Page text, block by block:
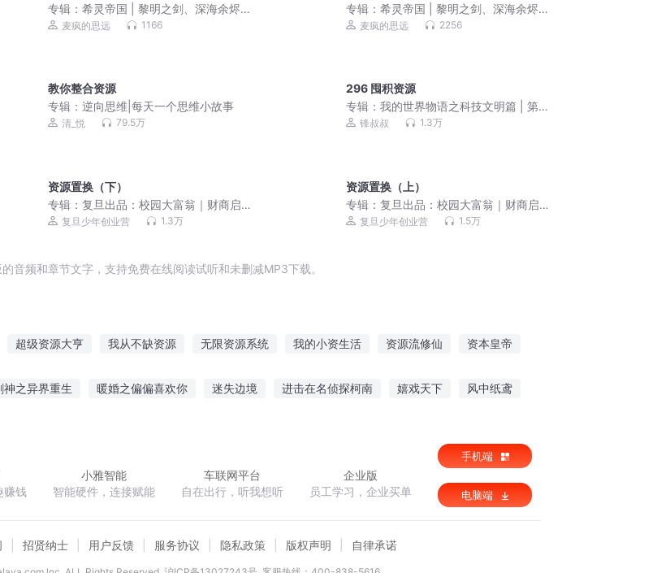
专辑：希灵帝国 | 黎明之剑、深海余烬
前作 | 动漫原著 | 搞笑史诗科幻|多人有
麦疯的思远 1166
专辑：希灵帝国 | 黎明之剑、深海余烬
前作 | 动漫原著 | 搞笑史诗科幻|多人有
麦疯的思远 2256
教你整合资源
专辑：逆向思维|每天一个思维小故事
清_悦 79.5万
296 囤积资源
专辑：我的世界物语之科技文明篇 | 第
③季锋叔叔 1.3万
资源置换（下）
专辑：复旦出品：校园大富翁｜财商启
蒙首选｜校园故事
复旦少年创业营 1.3万
资源置换（上）
专辑：复旦出品：校园大富翁｜财商启
蒙首选｜校园故事
复旦少年创业营 1.5万
音频和章节文字，支持免费在线阅读试听和未删减MP3下载。
超级资源大亨 我从不缺资源 无限资源系统 我的小资生活 资源流修仙 资本皇帝
神之异界重生 暖婚之偏偏喜欢你 迷失边境 进击在名侦探柯南 嬉戏天下 风中纸鸢
赚钱
小雅智能
智能硬件，连接赋能
车联网平台
自在出行，听我想听
企业版
员工学习，企业买单
手机端
电脑端
招贤纳士 用户反馈 服务协议 隐私政策 版权声明 自律承诺